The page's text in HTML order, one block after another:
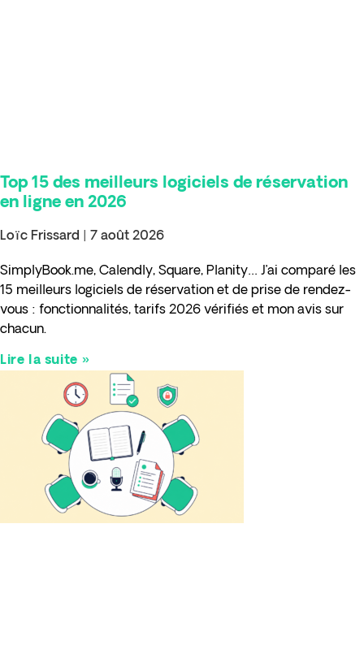
Top 15 des meilleurs logiciels de réservation
en ligne en 2026
Loïc Frissard 7 août 2026
SimplyBook.me, Calendly, Square, Planity… J’ai comparé les
15 meilleurs logiciels de réservation et de prise de rendez-
vous : fonctionnalités, tarifs 2026 vérifiés et mon avis sur
chacun.
Lire la suite »